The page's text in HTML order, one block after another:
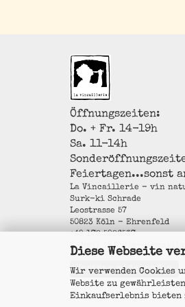
Diese Webseite
Wir verwenden
Website zu
Einkaufserlebnis bieten
Öffnungszeiten:
Do. + Fr. 14-19h
Sa. 11-14h
Feiertagen...sonst
La Vincaillerie - vin
Surk-ki Schrade
Leostrasse 57
50823 Köln - Ehrenfeld
+49 172 5926537
E-Mail
info@la-
Vertrag widerrufen